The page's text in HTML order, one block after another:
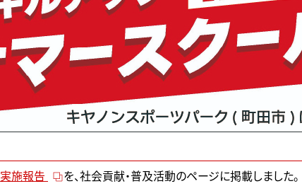
実施報告 を、 社会貢献・普及活動のページに掲載しました。